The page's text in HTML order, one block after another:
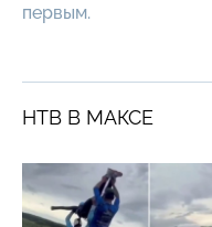
первым.
НТВ В МАКСЕ